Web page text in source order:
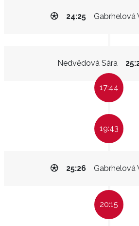
Gabrhelová
24:25
Nedvědová Sára
17:44
19:43
Gabrhelová
25:26
20:15